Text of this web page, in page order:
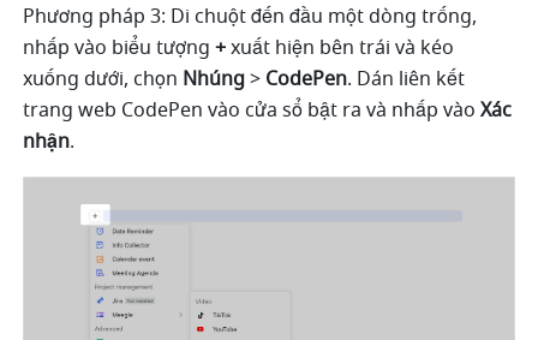
Phương pháp 3: Di chuột đến đầu một dòng trống,
nhấp vào biểu tượng + xuất hiện bên trái và kéo
xuống dưới, chọn Nhúng > CodePen. Dán liên kết
trang web CodePen vào cửa sổ bật ra và nhấp vào Xác
nhận.